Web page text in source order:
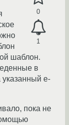
0
1
шаблон.
в
e-
пока не